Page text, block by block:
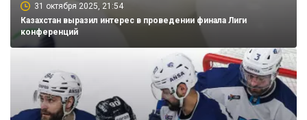
31 октября 2025, 21:54
Казахстан выразил интерес в проведении финала Лиги
конференций